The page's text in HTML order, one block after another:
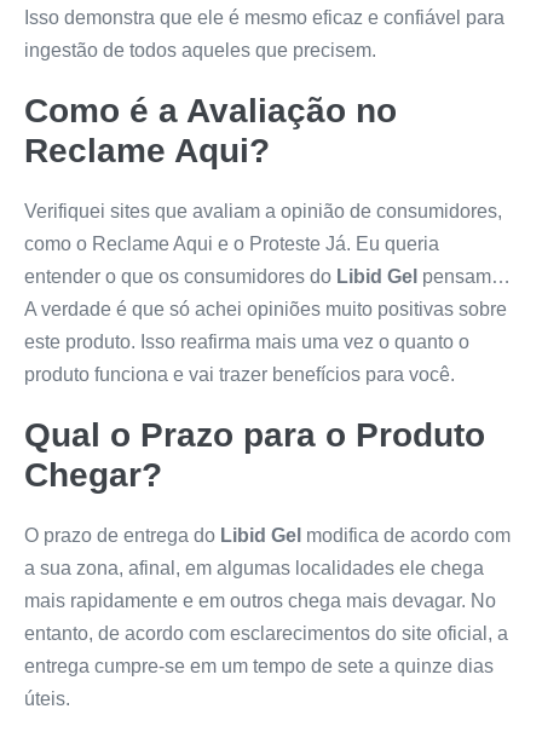
Isso demonstra que ele é mesmo eficaz e confiável para
ingestão de todos aqueles que precisem.
Como é a Avaliação no
Reclame Aqui?
Verifiquei sites que avaliam a opinião de consumidores,
como o Reclame Aqui e o Proteste Já. Eu queria
entender o que os consumidores do Libid Gel pensam…
A verdade é que só achei opiniões muito positivas sobre
este produto. Isso reafirma mais uma vez o quanto o
produto funciona e vai trazer benefícios para você.
Qual o Prazo para o Produto
Chegar?
O prazo de entrega do Libid Gel modifica de acordo com
a sua zona, afinal, em algumas localidades ele chega
mais rapidamente e em outros chega mais devagar. No
entanto, de acordo com esclarecimentos do site oficial, a
entrega cumpre-se em um tempo de sete a quinze dias
úteis.